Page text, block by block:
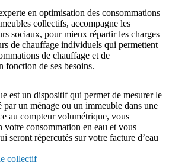
en optimisation des consommations
collectifs, accompagne les
sociaux, pour mieux répartir les charges
de chauffage individuels qui permettent
de chauffage et de
fonction de ses besoins.
est un dispositif qui permet de mesurer le
par un ménage ou un immeuble dans une
au compteur volumétrique, vous
votre consommation en eau et vous
seront répercutés sur votre facture d’eau
collectif